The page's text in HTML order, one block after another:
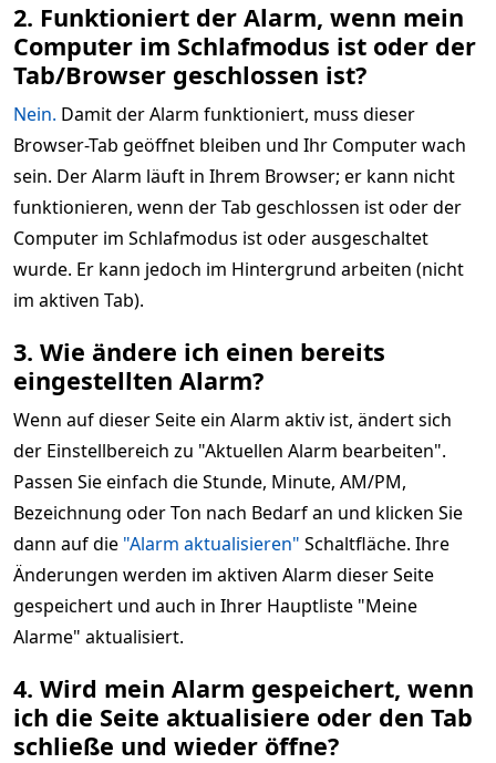
2. Funktioniert der Alarm, wenn mein
Computer im Schlafmodus ist oder der
Tab/Browser geschlossen ist?
Nein. Damit der Alarm funktioniert, muss dieser
Browser-Tab geöffnet bleiben und Ihr Computer wach
sein. Der Alarm läuft in Ihrem Browser; er kann nicht
funktionieren, wenn der Tab geschlossen ist oder der
Computer im Schlafmodus ist oder ausgeschaltet
wurde. Er kann jedoch im Hintergrund arbeiten (nicht
im aktiven Tab).
3. Wie ändere ich einen bereits
eingestellten Alarm?
Wenn auf dieser Seite ein Alarm aktiv ist, ändert sich
der Einstellbereich zu "Aktuellen Alarm bearbeiten".
Passen Sie einfach die Stunde, Minute, AM/PM,
Bezeichnung oder Ton nach Bedarf an und klicken Sie
dann auf die "Alarm aktualisieren" Schaltfläche. Ihre
Änderungen werden im aktiven Alarm dieser Seite
gespeichert und auch in Ihrer Hauptliste "Meine
Alarme" aktualisiert.
4. Wird mein Alarm gespeichert, wenn
ich die Seite aktualisiere oder den Tab
schließe und wieder öffne?